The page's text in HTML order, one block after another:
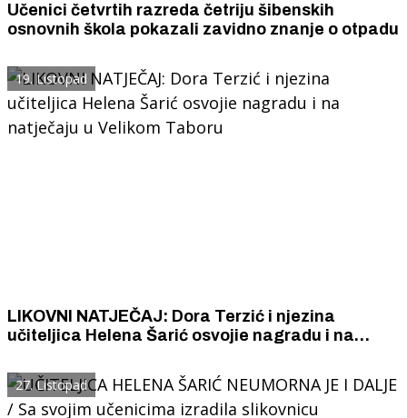
Učenici četvrtih razreda četriju šibenskih
osnovnih škola pokazali zavidno znanje o otpadu
19. Listopad
LIKOVNI NATJEČAJ: Dora Terzić i njezina
učiteljica Helena Šarić osvojie nagradu i na
27. Listopad